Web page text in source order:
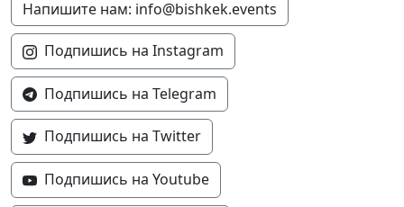
Напишите нам: info@bishkek.events
Подпишись на Instagram
Подпишись на Telegram
Подпишись на Twitter
Подпишись на Youtube